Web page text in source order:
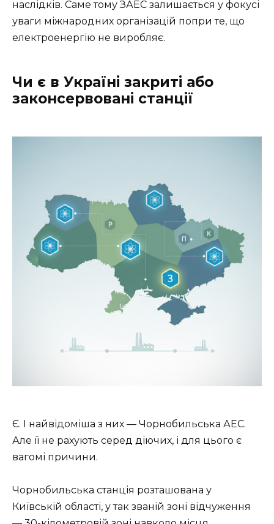
наслідків. Саме тому ЗАЕС залишається у фокусі
уваги міжнародних організацій попри те, що
електроенергію не виробляє.
Чи є в Україні закриті або
законсервовані станції
Є. І найвідоміша з них — Чорнобильська АЕС.
Але її не рахують серед діючих, і для цього є
вагомі причини.
Чорнобильська станція розташована у
Київській області, у так званій зоні відчуження